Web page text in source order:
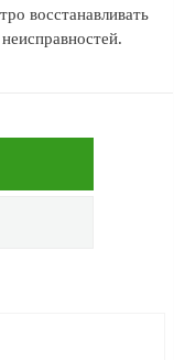
восстанавливать